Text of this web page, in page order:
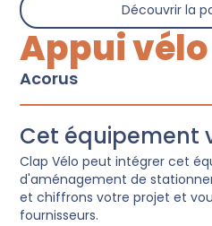
Découvrir la
Appui vélo
Acorus
Cet équipement
Clap Vélo peut intégrer cet
d'aménagement de
et chiffrons votre projet et
fournisseurs.